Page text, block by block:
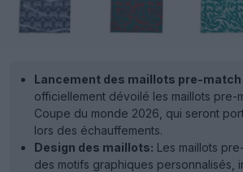
Lancement des maillots pre-match
officiellement dévoilé les maillots pre-
Coupe du monde 2026, qui seront
lors des échauffements.
Design des maillots: Les maillots
des motifs graphiques personnalisés,